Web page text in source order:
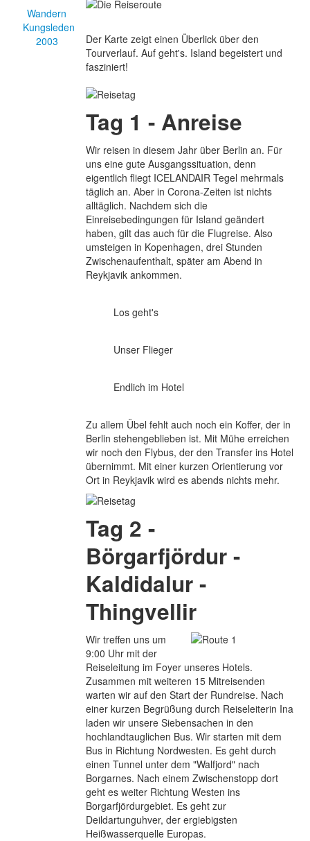
Wandern
Kungsleden
2003
Der Karte zeigt einen Überlick über den
Tourverlauf. Auf geht's. Island begeistert und
fasziniert!
Tag 1 - Anreise
Wir reisen in diesem Jahr über Berlin an. Für
uns eine gute Ausgangssituation, denn
eigentlich fliegt ICELANDAIR Tegel mehrmals
täglich an. Aber in Corona-Zeiten ist nichts
alltäglich. Nachdem sich die
Einreisebedingungen für Island geändert
haben, gilt das auch für die Flugreise. Also
umsteigen in Kopenhagen, drei Stunden
Zwischenaufenthalt, später am Abend in
Reykjavik ankommen.
Los geht's
Unser Flieger
Endlich im Hotel
Zu allem Übel fehlt auch noch ein Koffer, der in
Berlin stehengeblieben ist. Mit Mühe erreichen
wir noch den Flybus, der den Transfer ins Hotel
übernimmt. Mit einer kurzen Orientierung vor
Ort in Reykjavik wird es abends nichts mehr.
Tag 2 -
Börgarfjördur -
Kaldidalur -
Thingvellir
Wir treffen uns um
9:00 Uhr mit der
Reiseleitung im Foyer unseres Hotels.
Zusammen mit weiteren 15 Mitreisenden
warten wir auf den Start der Rundreise. Nach
einer kurzen Begrüßung durch Reiseleiterin Ina
laden wir unsere Siebensachen in den
hochlandtauglichen Bus. Wir starten mit dem
Bus in Richtung Nordwesten. Es geht durch
einen Tunnel unter dem "Walfjord" nach
Borgarnes. Nach einem Zwischenstopp dort
geht es weiter Richtung Westen ins
Borgarfjördurgebiet. Es geht zur
Deildartunguhver, der ergiebigsten
Heißwasserquelle Europas.